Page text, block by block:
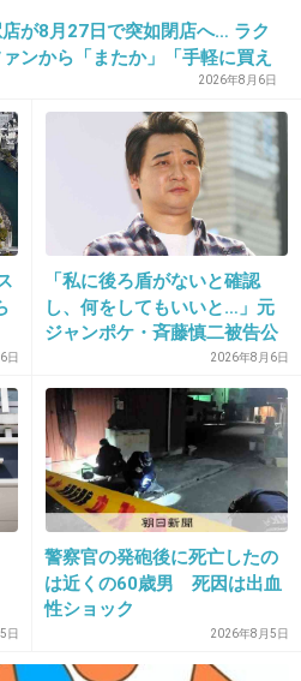
-25
+721 -122
+1068 -250
店が8月27日で突如閉店へ… ラク
ンから「またか」「手軽に買え
2026年8月6日
日
「私に後ろ盾がないと確認
し、何をしてもいいと…」元
ジャンポケ・斉藤慎二被告公
2026年8月6日
日
警察官の発砲後に死亡したの
は近くの60歳男 死因は出血
性ショック
2026年8月5日